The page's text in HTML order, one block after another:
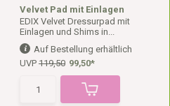
Velvet Pad mit Einlagen
EDIX Velvet Dressurpad mit
Einlagen und Shims in...
Auf Bestellung erhältlich
UVP 119,50 99,50*